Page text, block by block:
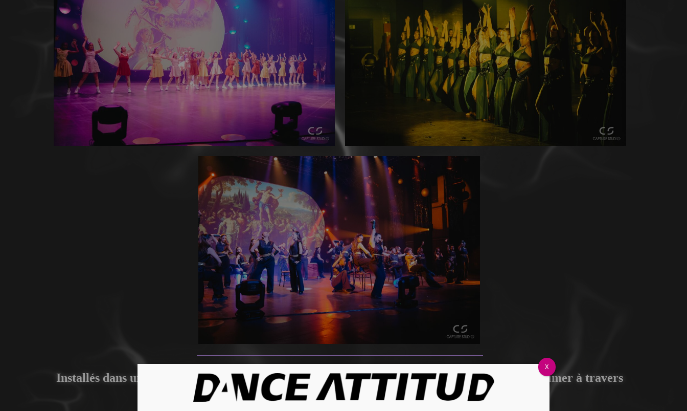
Installés dans un tissu urbain dense et métissé, nous voulons donner à tous l’occasion de s’exprimer à travers
la danse et ce grâce à un encadrement ouvert et de qualité.
X